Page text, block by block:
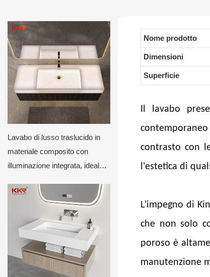
Lavabo di lusso traslucido in
materiale composito con
illuminazione integrata, ideale
Nome prodotto
Dimensioni
Superficie
Il lavabo
contrasto con
l'estetica di
L'impegno di
che non solo
poroso è
manutenzione